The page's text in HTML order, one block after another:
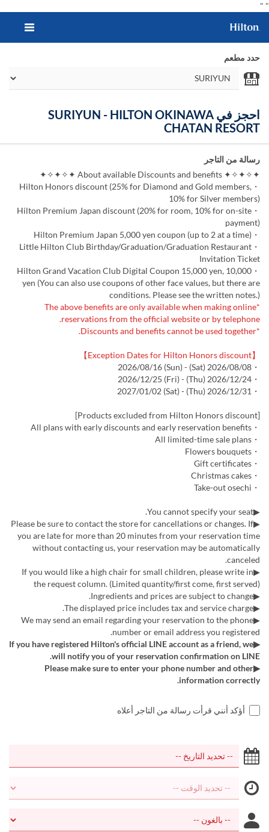
"
"
حدد مطعم
احجز في SURIYUN - HILTON OKINAWA
CHATAN RESORT
رسالة من التاجر
✦✧✦✧✦ About available Discounts and benefits ✦✧✦✧✦
・Hilton Honors discount (25% for Diamond and Gold members,
10% for Silver members)
・Hilton Premium Japan discount (20% for room, 10% for on-site
payment)
・Hilton Premium Japan 5,000 yen coupon (up to 2 at a time)
・Little Hilton Club Birthday/Graduation/Graduation Restaurant
Invitation Ticket
・Hilton Grand Vacation Club Digital Coupon 15,000 yen, 10,000
yen (You can also use coupons of other face values, but there are
conditions. Please see the written notes.)
*The above benefits are only available when making online
reservations from the official website or by telephone.
*Discounts and benefits cannot be used together.
【Exception Dates for Hilton Honors discount】
・2026/08/08 (Sat) - 2026/08/16 (Sun)
・2026/12/24 (Thu) - 2026/12/25 (Fri)
・2026/12/31 (Thu) - 2027/01/02 (Sat)
[Products excluded from Hilton Honors discount]
・All plans with early discounts and early reservation benefits
・All limited-time sale plans
・Flowers bouquets
・Gift certificates
・Christmas cakes
・Take-out osechi
▶You cannot specify your seat.
▶Please be sure to contact the store for cancellations or changes. If
you are late for more than 20 minutes from your reservation time
without contacting us, your reservation may be automatically
canceled.
▶If you would like a high chair for small children, please write in
the request column. (Limited quantity/first come, first served)
▶Ingredients and prices are subject to change.
▶The displayed price includes tax and service charge.
▶We may send an email regarding your reservation to the phone
number or email address you registered.
▶If you have registered Hilton's official LINE account as a friend, we
will notify you of your reservation confirmation on LINE.
▶Please make sure to enter your phone number and other
information correctly.
أؤكد أنني قرأت رسالة من التاجر أعلاه